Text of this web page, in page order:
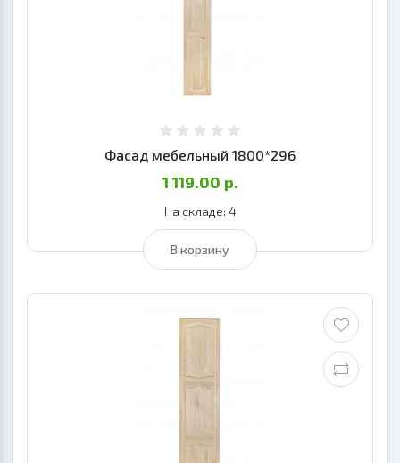
Фасад мебельный 1800*296
1 119.00 р.
На складе: 4
В корзину